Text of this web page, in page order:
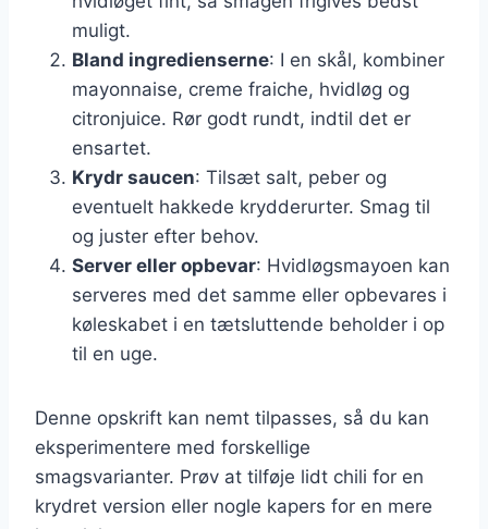
muligt.
Bland ingredienserne: I en skål, kombiner
mayonnaise, creme fraiche, hvidløg og
citronjuice. Rør godt rundt, indtil det er
ensartet.
Krydr saucen: Tilsæt salt, peber og
eventuelt hakkede krydderurter. Smag til
og juster efter behov.
Server eller opbevar: Hvidløgsmayoen kan
serveres med det samme eller opbevares i
køleskabet i en tætsluttende beholder i op
til en uge.
Denne opskrift kan nemt tilpasses, så du kan
eksperimentere med forskellige
smagsvarianter. Prøv at tilføje lidt chili for en
krydret version eller nogle kapers for en mere